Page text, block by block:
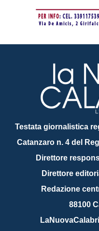
Testata giornalistica
Catanzaro n. 4 del
Direttore
Direttore
Redazione
88100